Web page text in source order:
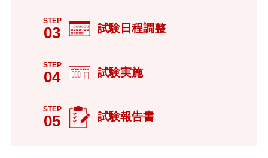
STEP
03 試験日程調整
STEP
04 試験実施
STEP
05 試験報告書